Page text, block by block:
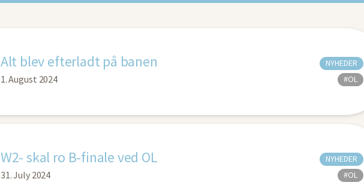
Alt blev efterladt på banen
1. August 2024
NYHEDER
#OL
W2- skal ro B-finale ved OL
31. July 2024
NYHEDER
#OL